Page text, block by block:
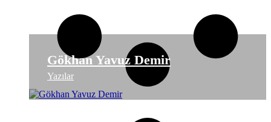
Gökhan Yavuz Demir
Yazılar